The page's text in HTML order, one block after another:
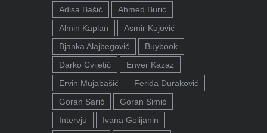
Adisa Bašić
Ahmed Burić
Almin Kaplan
Asmir Kujović
Bjanka Alajbegović
Buybook
Darko Cvijetić
Enver Kazaz
Ervin Mujabašić
Ferida Duraković
Goran Sarić
Goran Simić
Intervju
Ivana Golijanin